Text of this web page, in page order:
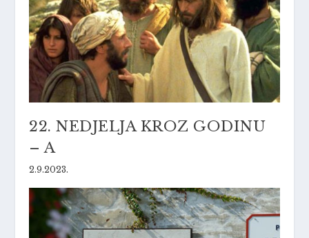
22. NEDJELJA KROZ GODINU
– A
2.9.2023.